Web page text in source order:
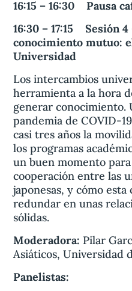
16:15 – 16:30 Pausa
16:30 – 17:15 Sesión
conocimiento mutuo:
Universidad
Los intercambios
herramienta a la hora
generar conocimiento.
pandemia de COVID-
casi tres años la
los programas
un buen momento
cooperación entre las
japonesas, y cómo
redundar en unas
sólidas.
Moderadora: Pilar
Asiáticos, Universidad
Panelistas: